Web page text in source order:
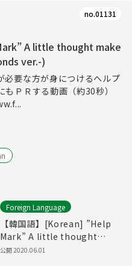
no.01131
A little thought make
ver.-)
必要な方が身につけるヘルプ
ＰＲする動画（約30秒）
Foreign Language
【韓国語】[Korean] ”Help
Mark” A little thought
makes all the difference.
公開2020.06.01